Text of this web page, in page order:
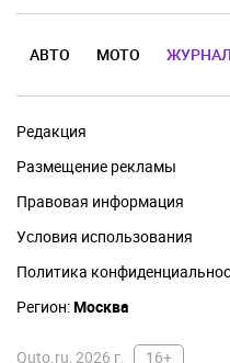
АВТО МОТО ЖУРНАЛ
Редакция
Размещение рекламы
Правовая информация
Условия использования
Политика
Регион:Москва
Quto.ru, 2026 г. 16+